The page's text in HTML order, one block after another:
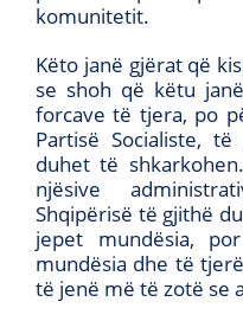
komunitetit.
Këto janë gjërat që
se shoh që këtu
forcave të tjera, po
Partisë Socialiste,
duhet të
njësive
Shqipërisë të gjithë
jepet mundësia,
mundësia dhe të
të jenë më të zotë se